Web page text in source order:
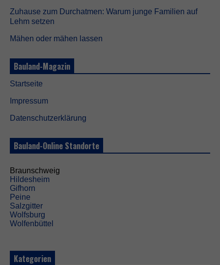
Zuhause zum Durchatmen: Warum junge Familien auf
Lehm setzen
Mähen oder mähen lassen
Bauland-Magazin
Startseite
Impressum
Datenschutzerklärung
Bauland-Online Standorte
Braunschweig
Hildesheim
Gifhorn
Peine
Salzgitter
Wolfsburg
Wolfenbüttel
Kategorien